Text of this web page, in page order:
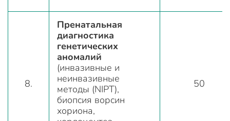
8.
Пренатальная
диагностика
генетических
аномалий
(инвазивные и
неинвазивные
методы (NIPT),
биопсия ворсин
хориона,
50